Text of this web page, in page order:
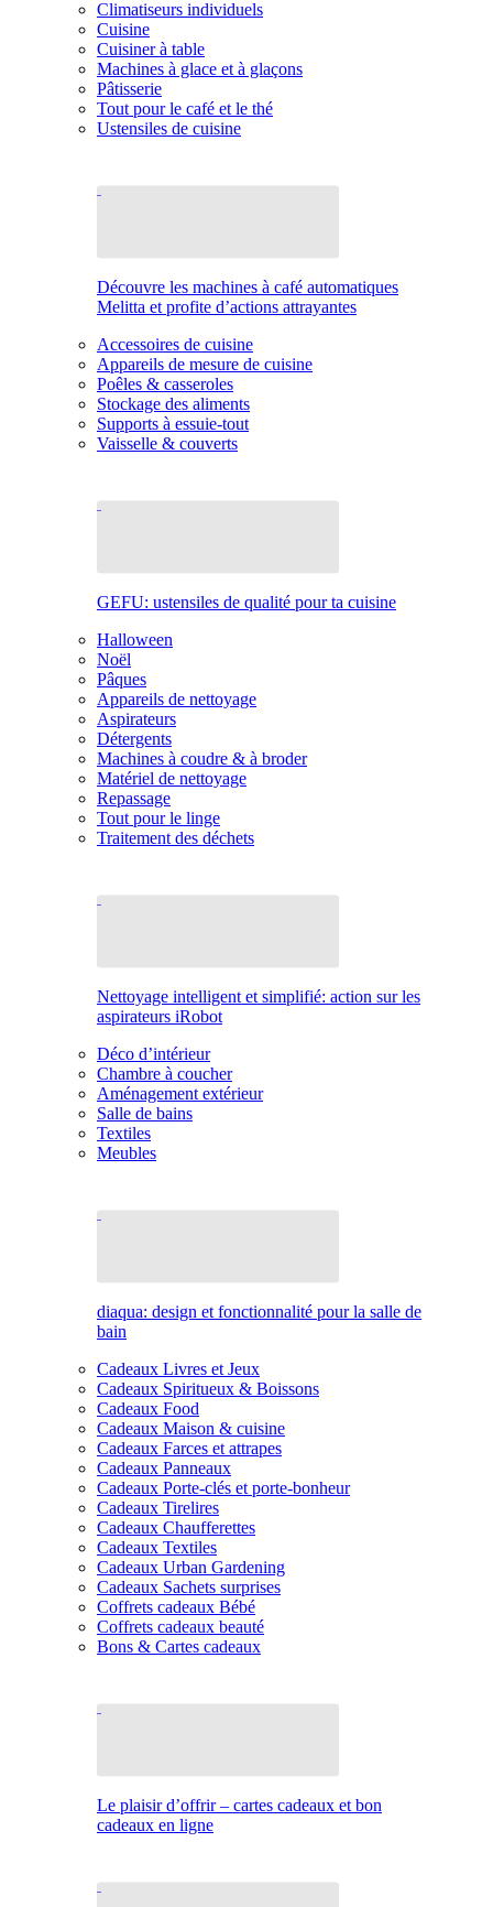
Climatiseurs individuels
Cuisine
Cuisiner à table
Machines à glace et à glaçons
Pâtisserie
Tout pour le café et le thé
Ustensiles de cuisine
Découvre les machines à café automatiques
Melitta et profite d’actions attrayantes
Accessoires de cuisine
Appareils de mesure de cuisine
Poêles & casseroles
Stockage des aliments
Supports à essuie-tout
Vaisselle & couverts
GEFU: ustensiles de qualité pour ta cuisine
Halloween
Noël
Pâques
Appareils de nettoyage
Aspirateurs
Détergents
Machines à coudre & à broder
Matériel de nettoyage
Repassage
Tout pour le linge
Traitement des déchets
Nettoyage intelligent et simplifié: action sur les
aspirateurs iRobot
Déco d’intérieur
Chambre à coucher
Aménagement extérieur
Salle de bains
Textiles
Meubles
diaqua: design et fonctionnalité pour la salle de
bain
Cadeaux Livres et Jeux
Cadeaux Spiritueux & Boissons
Cadeaux Food
Cadeaux Maison & cuisine
Cadeaux Farces et attrapes
Cadeaux Panneaux
Cadeaux Porte-clés et porte-bonheur
Cadeaux Tirelires
Cadeaux Chaufferettes
Cadeaux Textiles
Cadeaux Urban Gardening
Cadeaux Sachets surprises
Coffrets cadeaux Bébé
Coffrets cadeaux beauté
Bons & Cartes cadeaux
Le plaisir d’offrir – cartes cadeaux et bon
cadeaux en ligne